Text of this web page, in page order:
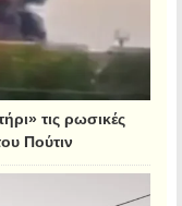
τις ρωσικές
Πούτιν